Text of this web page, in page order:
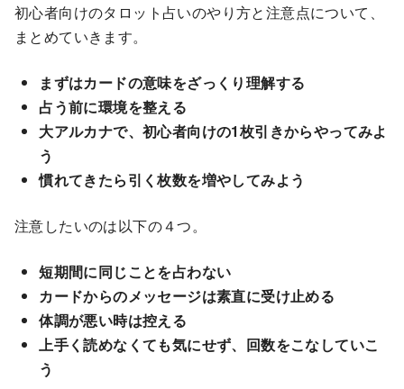
初心者向けのタロット占いのやり方と注意点について、
まとめていきます。
まずはカードの意味をざっくり理解する
占う前に環境を整える
大アルカナで、初心者向けの1枚引きからやってみよ
う
慣れてきたら引く枚数を増やしてみよう
注意したいのは以下の４つ。
短期間に同じことを占わない
カードからのメッセージは素直に受け止める
体調が悪い時は控える
上手く読めなくても気にせず、回数をこなしていこ
う